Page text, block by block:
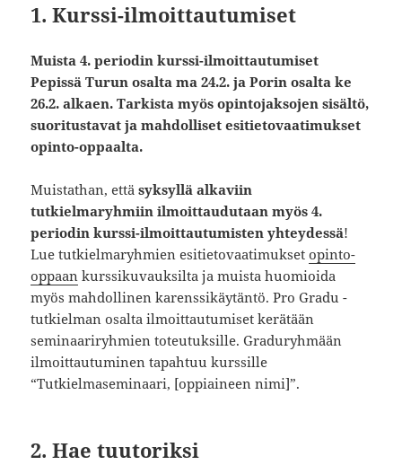
1. Kurssi-ilmoittautumiset
Muista 4. periodin kurssi-ilmoittautumiset
Pepissä Turun osalta ma 24.2. ja Porin osalta ke
26.2. alkaen. Tarkista myös opintojaksojen sisältö,
suoritustavat ja mahdolliset esitietovaatimukset
opinto-oppaalta.
Muistathan, ettäsyksyllä alkaviin
tutkielmaryhmiin ilmoittaudutaan myös 4.
periodin kurssi-ilmoittautumisten yhteydessä!
Lue tutkielmaryhmien esitietovaatimuksetopinto-
oppaan kurssikuvauksilta ja muista huomioida
myös mahdollinen karenssikäytäntö. Pro Gradu -
tutkielman osalta ilmoittautumiset kerätään
seminaariryhmien toteutuksille. Graduryhmään
ilmoittautuminen tapahtuu kurssille
“Tutkielmaseminaari, [oppiaineen nimi]”.
2. Hae tuutoriksi